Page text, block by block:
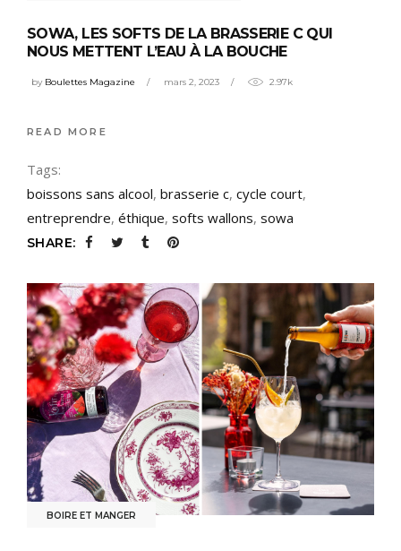
SOWA, LES SOFTS DE LA BRASSERIE C QUI
NOUS METTENT L’EAU À LA BOUCHE
by Boulettes Magazine mars 2, 2023 2.97k
READ MORE
Tags:
boissons sans alcool, brasserie c, cycle court,
entreprendre, éthique, softs wallons, sowa
SHARE:
BOIRE ET MANGER